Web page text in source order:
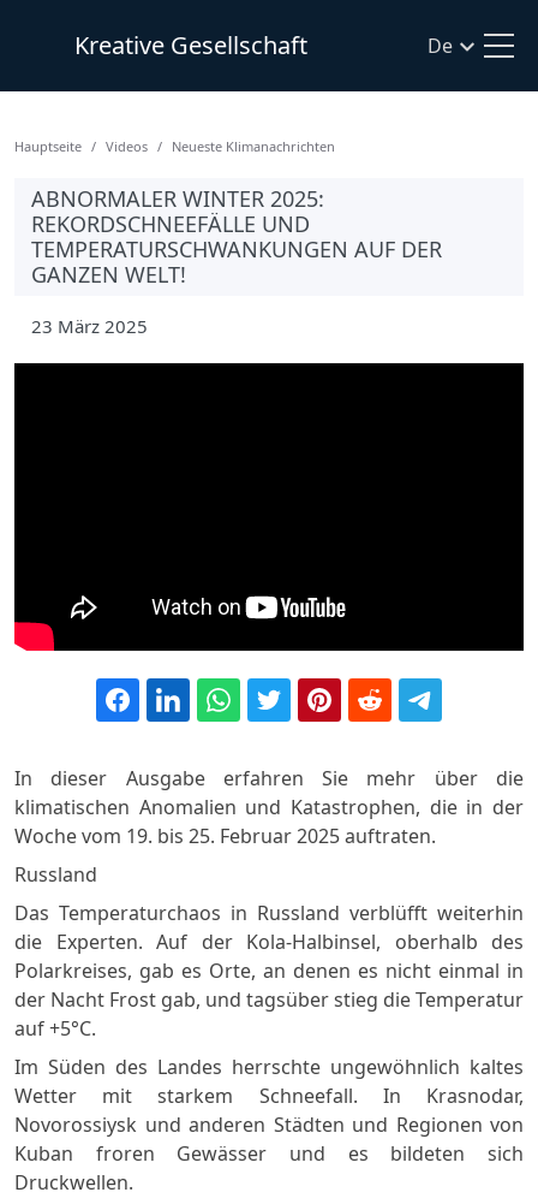
Kreative Gesellschaft De
Hauptseite Videos Neueste Klimanachrichten
ABNORMALER WINTER 2025:
REKORDSCHNEEFÄLLE UND
TEMPERATURSCHWANKUNGEN AUF DER
GANZEN WELT!
23 März 2025
In dieser Ausgabe erfahren Sie mehr über die
klimatischen Anomalien und Katastrophen, die in der
Woche vom 19. bis 25. Februar 2025 auftraten.
Russland
Das Temperaturchaos in Russland verblüfft weiterhin
die Experten. Auf der Kola-Halbinsel, oberhalb des
Polarkreises, gab es Orte, an denen es nicht einmal in
der Nacht Frost gab, und tagsüber stieg die Temperatur
auf +5°C.
Im Süden des Landes herrschte ungewöhnlich kaltes
Wetter mit starkem Schneefall. In Krasnodar,
Novorossiysk und anderen Städten und Regionen von
Kuban froren Gewässer und es bildeten sich
Druckwellen.